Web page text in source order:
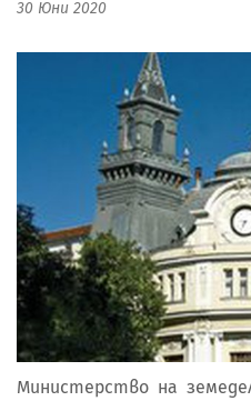
30 Юни 2020
Министерство на